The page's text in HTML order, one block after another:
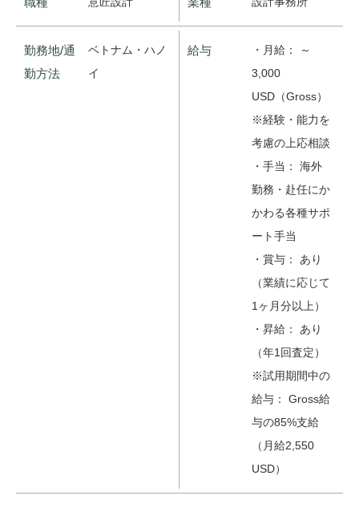
勤務地/通
勤方法
ベトナム・ハノ
イ
給与
・月給： ～
3,000
USD（Gross）
※経験・能力を
考慮の上応相談
・手当： 海外
勤務・赴任にか
かわる各種サポ
ート手当
・賞与： あり
（業績に応じて
1ヶ月分以上）
・昇給： あり
（年1回査定）
※試用期間中の
給与： Gross給
与の85%支給
（月給2,550
USD）